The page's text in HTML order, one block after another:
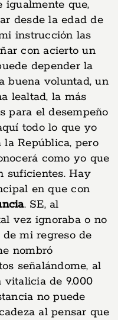
igualmente que,
desde la edad de
instrucción las
con acierto un
depender la
buena voluntad, un
lealtad, la más
para el desempeño
todo lo que yo
República, pero
como yo que
suficientes. Hay
en que con
. SE, al
vez ignoraba o no
mi regreso de
nombró
señalándome, al
vitalicia de 9.000
no puede
al pensar que